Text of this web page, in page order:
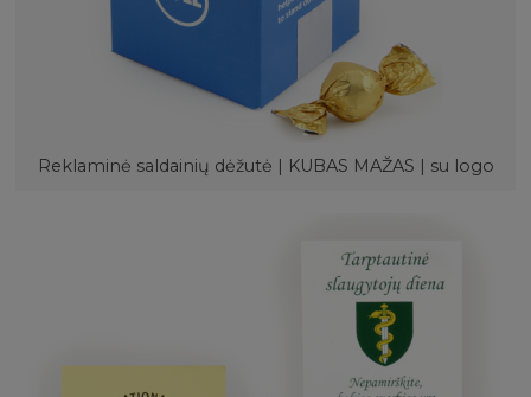
Reklaminė saldainių dėžutė | KUBAS MAŽAS | su logo